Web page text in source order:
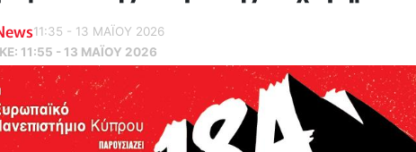
11:35 - 13 ΜΑΪ́ΟΥ 2026
11:55 - 13 ΜΑΪ́ΟΥ 2026